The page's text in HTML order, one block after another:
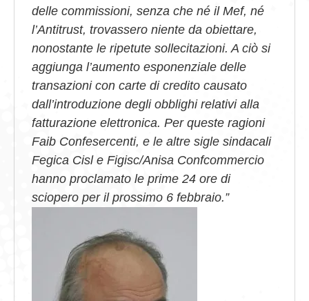
delle commissioni, senza che né il Mef, né
l’Antitrust, trovassero niente da obiettare,
nonostante le ripetute sollecitazioni.A ciò si
aggiunga l’aumento esponenziale delle
transazioni con carte di credito causato
dall’introduzione degli obblighi relativi alla
fatturazione elettronica. Per queste ragioni
Faib Confesercenti, e le altre sigle sindacali
Fegica Cisl e Figisc/Anisa Confcommercio
hanno proclamato le prime 24 ore di
sciopero per il prossimo 6 febbraio.”